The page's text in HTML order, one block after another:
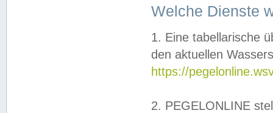
Welche Dienste
1. Eine tabellarische
den aktuellen
https://
2. PEGELONLINE